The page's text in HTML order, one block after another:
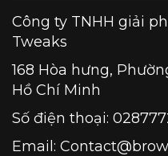
Công ty TNHH giải
Tweaks
168 Hòa hưng,
Hồ Chí Minh
Số điện thoại:
Email: